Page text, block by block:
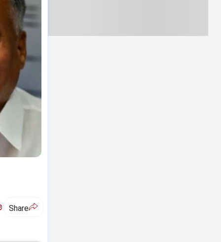
Share